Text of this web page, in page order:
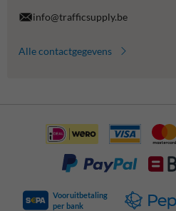
info@trafficsupply.be
Alle contactgegevens
Vooruitbetaling
per bank